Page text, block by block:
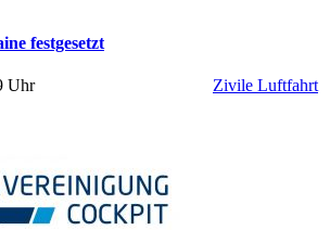
festgesetzt
Uhr Zivile Luftfahrt